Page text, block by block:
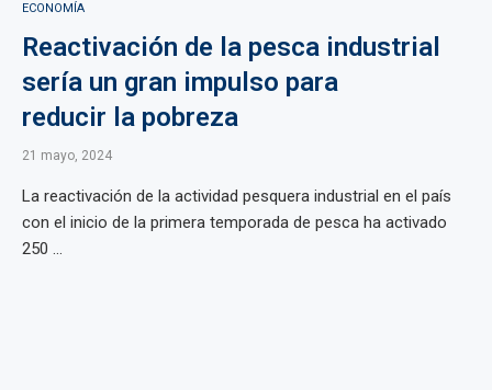
ECONOMÍA
Reactivación de la pesca industrial
sería un gran impulso para
reducir la pobreza
21 mayo, 2024
La reactivación de la actividad pesquera industrial en el país
con el inicio de la primera temporada de pesca ha activado
250 ...